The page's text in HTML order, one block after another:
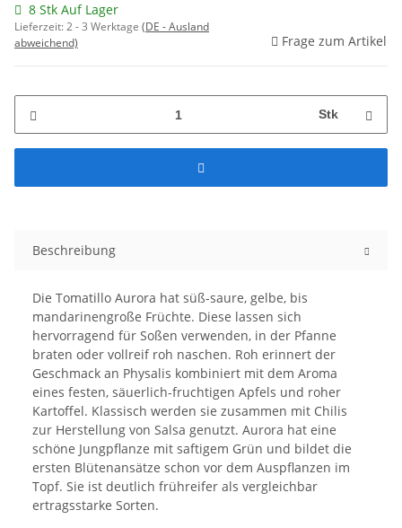
8 Stk Auf Lager
Lieferzeit:2 - 3 Werktage (DE - Ausland
abweichend)
Frage zum Artikel
Stk
Beschreibung
Die Tomatillo Aurora hat süß-saure, gelbe, bis
mandarinengroße Früchte. Diese lassen sich
hervorragend für Soßen verwenden, in der Pfanne
braten oder vollreif roh naschen. Roh erinnert der
Geschmack an Physalis kombiniert mit dem Aroma
eines festen, säuerlich-fruchtigen Apfels und roher
Kartoffel. Klassisch werden sie zusammen mit Chilis
zur Herstellung von Salsa genutzt. Aurora hat eine
schöne Jungpflanze mit saftigem Grün und bildet die
ersten Blütenansätze schon vor dem Auspflanzen im
Topf. Sie ist deutlich frühreifer als vergleichbar
ertragsstarke Sorten.